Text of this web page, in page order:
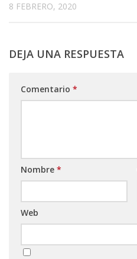
8 FEBRERO, 2020
DEJA UNA RESPUESTA
Comentario *
Nombre *
Web